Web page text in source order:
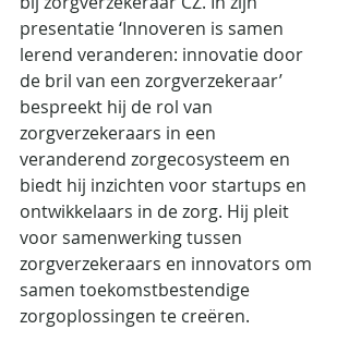
presentatie ‘Innoveren is samen
lerend veranderen: innovatie door
de bril van een zorgverzekeraar’
bespreekt hij de rol van
zorgverzekeraars in een
veranderend zorgecosysteem en
biedt hij inzichten voor startups en
ontwikkelaars in de zorg. Hij pleit
voor samenwerking tussen
zorgverzekeraars en innovators om
samen toekomstbestendige
zorgoplossingen te creëren.